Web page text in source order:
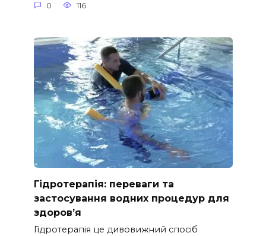
0 116
Гідротерапія: переваги та
застосування водних процедур для
здоров’я
Гідротерапія це дивовижний спосіб